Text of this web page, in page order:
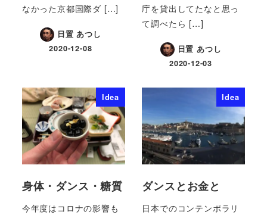
なかった京都国際ダ […]
日置 あつし
2020-12-08
庁を貸出してたなと思っ
て調べたら […]
日置 あつし
2020-12-03
Idea
身体・ダンス・糖質
今年度はコロナの影響も
Idea
ダンスとお金と
日本でのコンテンポラリ